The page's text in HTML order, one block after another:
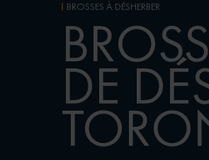
BROSSES À DÉSHERBER
DE